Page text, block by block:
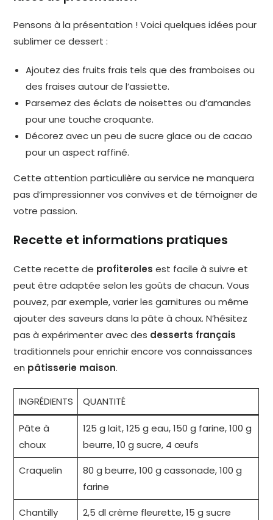
Pensons à la présentation ! Voici quelques idées pour
sublimer ce dessert :
Ajoutez des fruits frais tels que des framboises ou
des fraises autour de l’assiette.
Parsemez des éclats de noisettes ou d’amandes
pour une touche croquante.
Décorez avec un peu de sucre glace ou de cacao
pour un aspect raffiné.
Cette attention particulière au service ne manquera
pas d’impressionner vos convives et de témoigner de
votre passion.
Recette et informations pratiques
Cette recette de profiteroles est facile à suivre et
peut être adaptée selon les goûts de chacun. Vous
pouvez, par exemple, varier les garnitures ou même
ajouter des saveurs dans la pâte à choux. N’hésitez
pas à expérimenter avec des desserts français
traditionnels pour enrichir encore vos connaissances
en pâtisserie maison.
INGRÉDIENTS QUANTITÉ
Pâte à
choux
125 g lait, 125 g eau, 150 g farine, 100 g
beurre, 10 g sucre, 4 œufs
Craquelin
80 g beurre, 100 g cassonade, 100 g
farine
Chantilly
2,5 dl crème fleurette, 15 g sucre